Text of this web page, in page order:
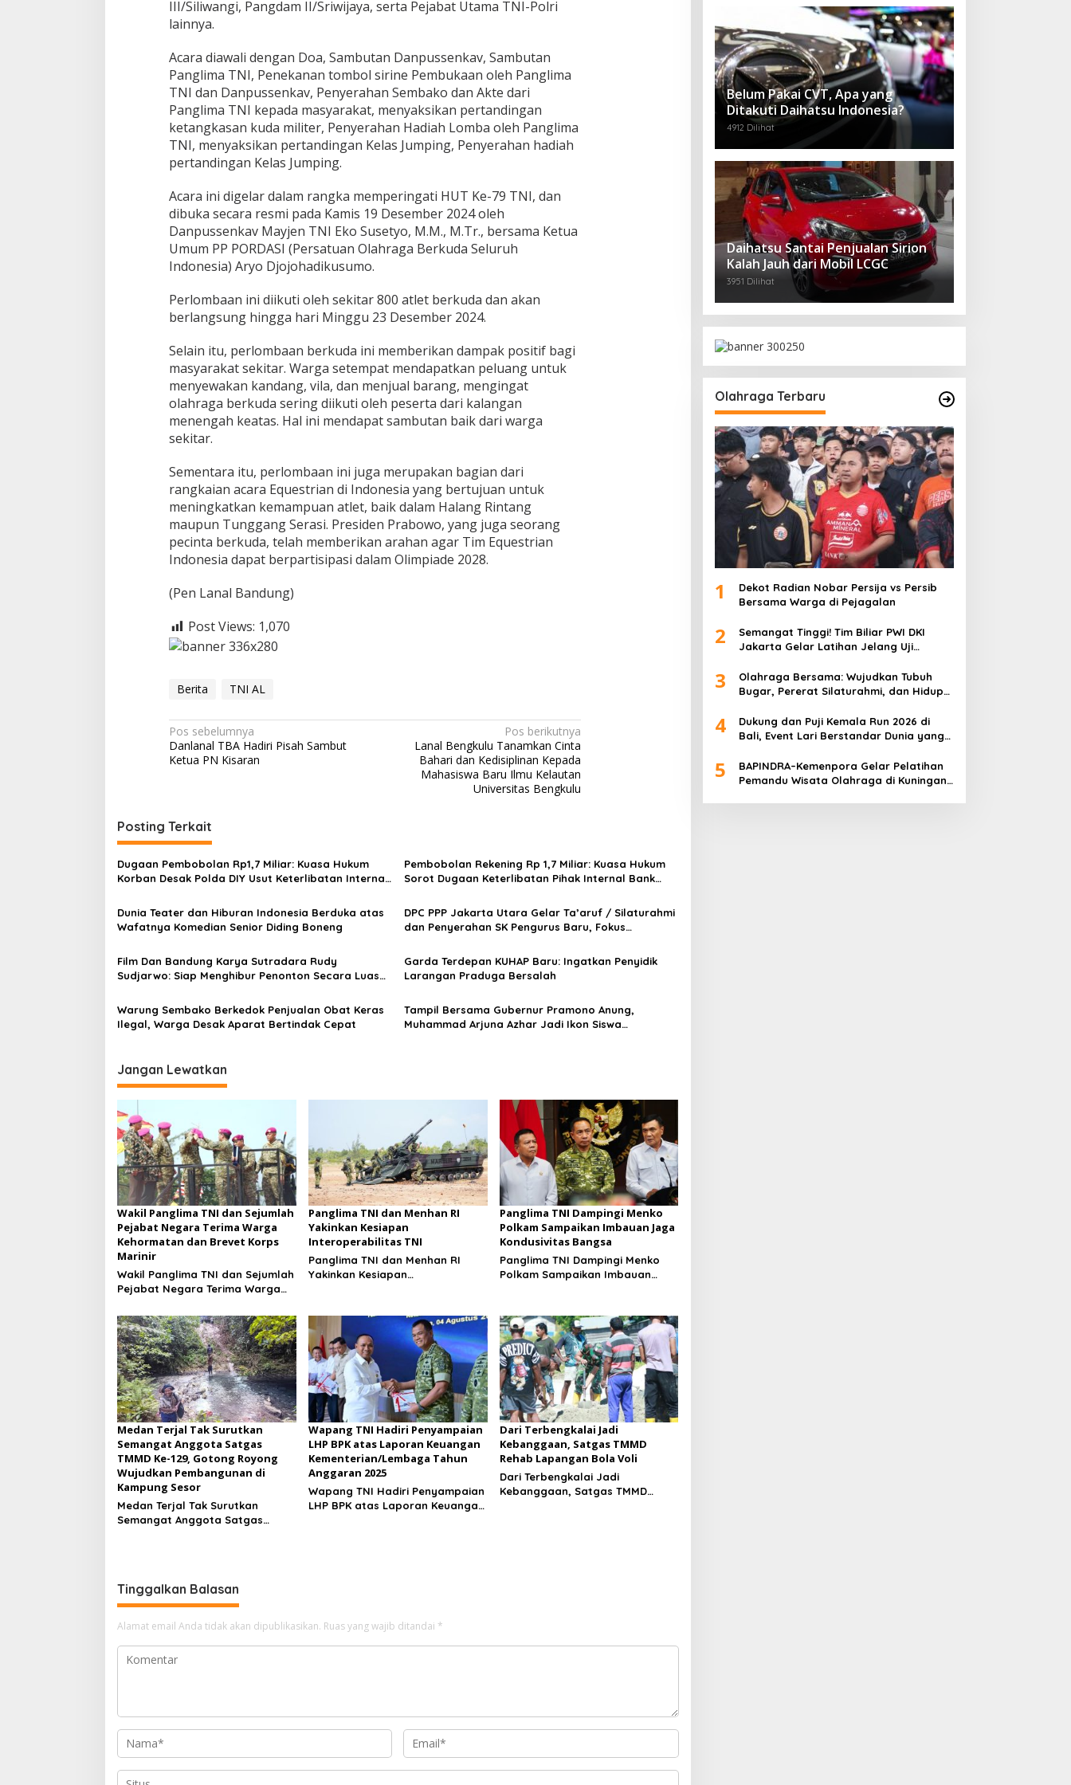
2
0
4
III/Siliwangi, Pangdam II/Sriwijaya, serta Pejabat Utama TNI-Polri
lainnya.
Acara diawali dengan Doa, Sambutan Danpussenkav, Sambutan
Panglima TNI, Penekanan tombol sirine Pembukaan oleh Panglima
TNI dan Danpussenkav, Penyerahan Sembako dan Akte dari
Panglima TNI kepada masyarakat, menyaksikan pertandingan
ketangkasan kuda militer, Penyerahan Hadiah Lomba oleh Panglima
TNI, menyaksikan pertandingan Kelas Jumping, Penyerahan hadiah
pertandingan Kelas Jumping.
Acara ini digelar dalam rangka memperingati HUT Ke-79 TNI, dan
dibuka secara resmi pada Kamis 19 Desember 2024 oleh
Danpussenkav Mayjen TNI Eko Susetyo, M.M., M.Tr., bersama Ketua
Umum PP PORDASI (Persatuan Olahraga Berkuda Seluruh
Indonesia) Aryo Djojohadikusumo.
Perlombaan ini diikuti oleh sekitar 800 atlet berkuda dan akan
berlangsung hingga hari Minggu 23 Desember 2024.
Selain itu, perlombaan berkuda ini memberikan dampak positif bagi
masyarakat sekitar. Warga setempat mendapatkan peluang untuk
menyewakan kandang, vila, dan menjual barang, mengingat
olahraga berkuda sering diikuti oleh peserta dari kalangan
menengah keatas. Hal ini mendapat sambutan baik dari warga
sekitar.
Sementara itu, perlombaan ini juga merupakan bagian dari
rangkaian acara Equestrian di Indonesia yang bertujuan untuk
meningkatkan kemampuan atlet, baik dalam Halang Rintang
maupun Tunggang Serasi. Presiden Prabowo, yang juga seorang
pecinta berkuda, telah memberikan arahan agar Tim Equestrian
Indonesia dapat berpartisipasi dalam Olimpiade 2028.
(Pen Lanal Bandung)
Post Views: 1,070
Berita TNI AL
N
a
g
a
s
i
p
o
s
Pos sebelumnya
Danlanal TBA Hadiri Pisah Sambut
Ketua PN Kisaran
Pos berikutnya
Lanal Bengkulu Tanamkan Cinta
Bahari dan Kedisiplinan Kepada
Mahasiswa Baru Ilmu Kelautan
Universitas Bengkulu
Posting Terkait
Dugaan Pembobolan Rp1,7 Miliar: Kuasa Hukum
Korban Desak Polda DIY Usut Keterlibatan Internal
Pembobolan Rekening Rp 1,7 Miliar: Kuasa Hukum
Sorot Dugaan Keterlibatan Pihak Internal Bank
Dunia Teater dan Hiburan Indonesia Berduka atas
Wafatnya Komedian Senior Diding Boneng
DPC PPP Jakarta Utara Gelar Ta’aruf / Silaturahmi
dan Penyerahan SK Pengurus Baru, Fokus
Film Dan Bandung Karya Sutradara Rudy
Sudjarwo: Siap Menghibur Penonton Secara Luas
Garda Terdepan KUHAP Baru: Ingatkan Penyidik
Larangan Praduga Bersalah
Warung Sembako Berkedok Penjualan Obat Keras
Ilegal, Warga Desak Aparat Bertindak Cepat
Tampil Bersama Gubernur Pramono Anung,
Muhammad Arjuna Azhar Jadi Ikon Siswa
Jangan Lewatkan
Wakil Panglima TNI dan Sejumlah
Pejabat Negara Terima Warga
Kehormatan dan Brevet Korps
Marinir
Wakil Panglima TNI dan Sejumlah
Pejabat Negara Terima Warga
Marinir
Panglima TNI dan Menhan RI
Yakinkan Kesiapan
Interoperabilitas TNI
Panglima TNI dan Menhan RI
Yakinkan Kesiapan
Panglima TNI Dampingi Menko
Polkam Sampaikan Imbauan Jaga
Kondusivitas Bangsa
Panglima TNI Dampingi Menko
Polkam Sampaikan Imbauan
Medan Terjal Tak Surutkan
Semangat Anggota Satgas
TMMD Ke-129, Gotong Royong
Wujudkan Pembangunan di
Kampung Sesor
Medan Terjal Tak Surutkan
Semangat Anggota Satgas
Wapang TNI Hadiri Penyampaian
LHP BPK atas Laporan Keuangan
Kementerian/Lembaga Tahun
Anggaran 2025
Wapang TNI Hadiri Penyampaian
LHP BPK atas Laporan Keuangan
Dari Terbengkalai Jadi
Kebanggaan, Satgas TMMD
Rehab Lapangan Bola Voli
Dari Terbengkalai Jadi
Kebanggaan, Satgas TMMD
Tinggalkan Balasan
Alamat email Anda tidak akan dipublikasikan. Ruas yang wajib ditandai *
Belum Pakai CVT, Apa yang
Ditakuti Daihatsu Indonesia?
4912 Dilihat
Daihatsu Santai Penjualan Sirion
Kalah Jauh dari Mobil LCGC
3951 Dilihat
Olahraga Terbaru
1
Dekot Radian Nobar Persija vs Persib
Bersama Warga di Pejagalan
2
Semangat Tinggi! Tim Biliar PWI DKI
Jakarta Gelar Latihan Jelang Uji
3
Olahraga Bersama: Wujudkan Tubuh
Bugar, Pererat Silaturahmi, dan Hidup
4
Dukung dan Puji Kemala Run 2026 di
Bali, Event Lari Berstandar Dunia yang
5
BAPINDRA–Kemenpora Gelar Pelatihan
Pemandu Wisata Olahraga di Kuningan